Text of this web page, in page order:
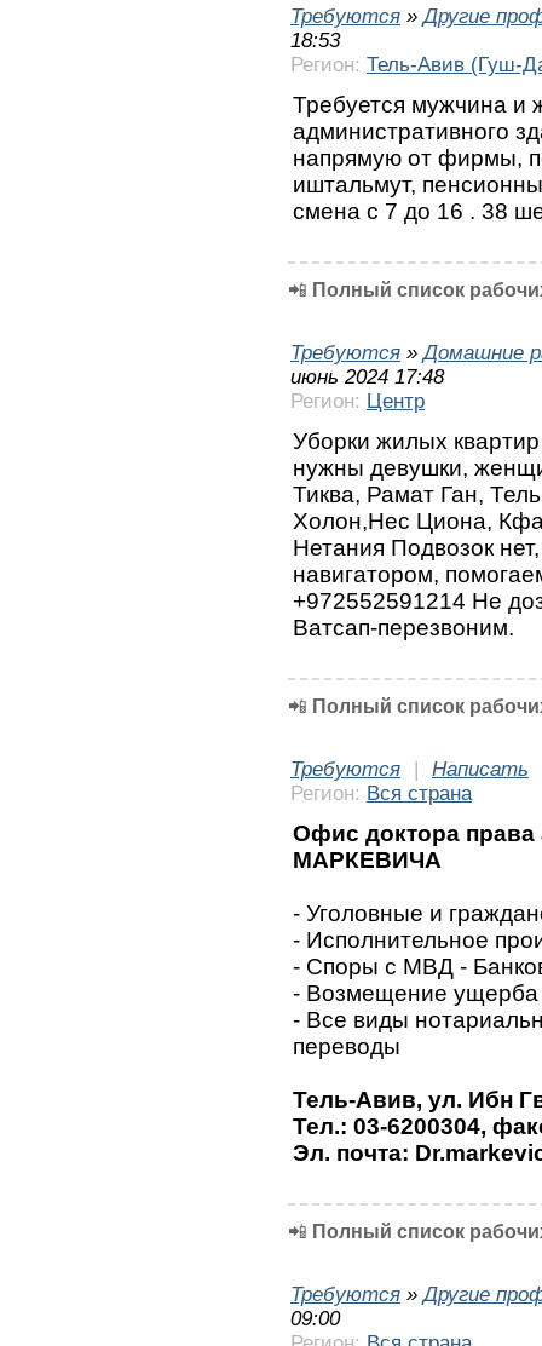
Требуются »Другие
18:53
Регион: Тель-Авив (Гуш-
Требуется мужчина и
административного
напрямую от фирмы,
иштальмут,
смена с 7 до 16 . 38
📲 Полный список
Требуются »Домашние
июнь 2024 17:48
Регион: Центр
Уборки жилых
нужны девушки,
Тиква, Рамат Ган,
Холон,Нес Циона,
Нетания Подвозок
навигатором,
+972552591214 Не
Ватсап-перезвоним.
📲 Полный список
Требуются | Написать
Регион: Вся страна
Офис доктора
МАРКЕВИЧА
- Уголовные и
- Исполнительное
- Споры с МВД -
- Возмещение ущерба
- Все виды
переводы
Тель-Авив, ул. Ибн
Тел.: 03-6200304,
Эл. почта:
📲 Полный список
Требуются »Другие
09:00